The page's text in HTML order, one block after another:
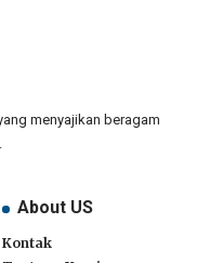
menyajikan beragam
About US
Kontak